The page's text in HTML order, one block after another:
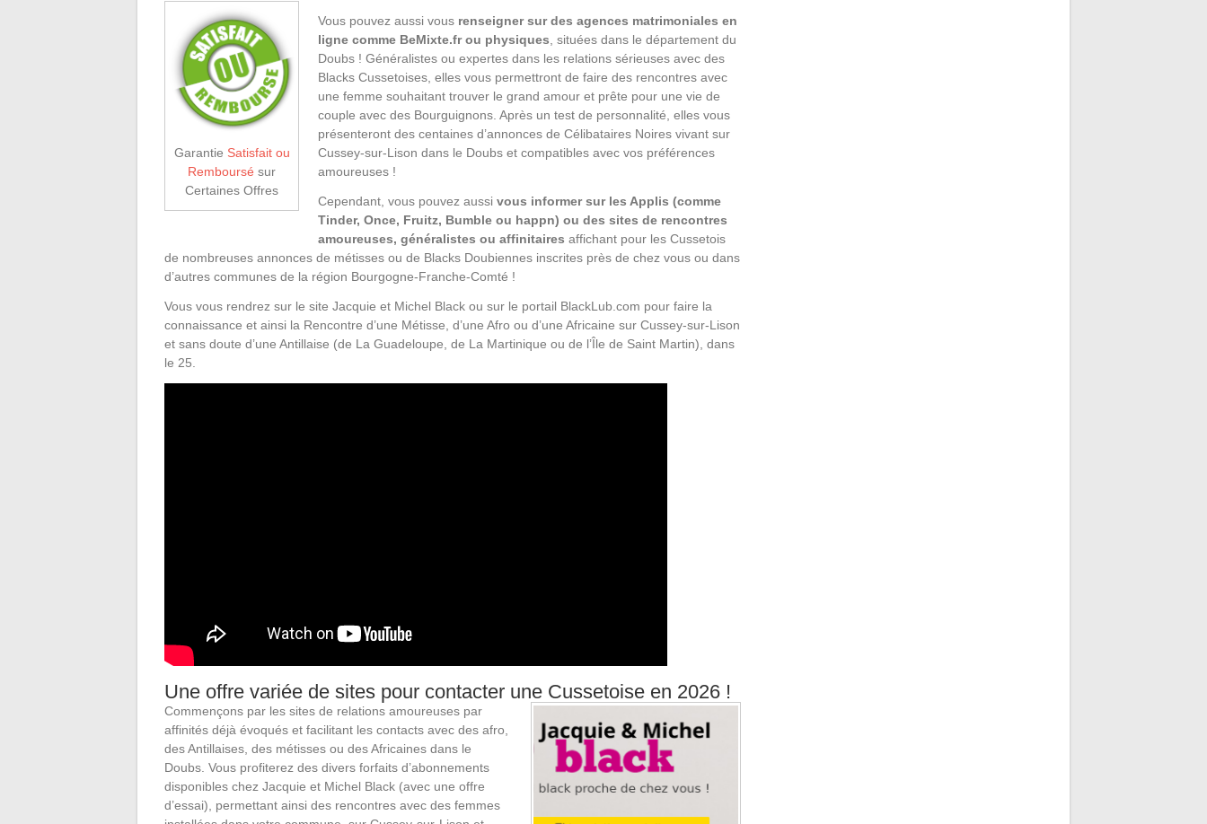
Garantie Satisfait ou
Remboursé sur
Certaines Offres
Vous pouvez aussi vous renseigner sur des agences matrimoniales en
ligne comme BeMixte.fr ou physiques , situées dans le département du
Doubs ! Généralistes ou expertes dans les relations sérieuses avec des
Blacks Cussetoises, elles vous permettront de faire des rencontres avec
une femme souhaitant trouver le grand amour et prête pour une vie de
couple avec des Bourguignons. Après un test de personnalité, elles vous
présenteront des centaines d’annonces de Célibataires Noires vivant sur
Cussey-sur-Lison dans le Doubs et compatibles avec vos préférences
amoureuses !
Cependant, vous pouvez aussi vous informer sur les Applis (comme
Tinder, Once, Fruitz, Bumble ou happn) ou des sites de rencontres
amoureuses, généralistes ou affinitaires affichant pour les Cussetois
de nombreuses annonces de métisses ou de Blacks Doubiennes inscrites près de chez vous ou dans
d’autres communes de la région Bourgogne-Franche-Comté !
Vous vous rendrez sur le site Jacquie et Michel Black ou sur le portail BlackLub.com pour faire la
connaissance et ainsi la Rencontre d’une Métisse, d’une Afro ou d’une Africaine sur Cussey-sur-Lison
et sans doute d’une Antillaise (de La Guadeloupe, de La Martinique ou de l’Île de Saint Martin), dans
le 25.
Une offre variée de sites pour contacter une Cussetoise en 2026 !
Commençons par les sites de relations amoureuses par
affinités déjà évoqués et facilitant les contacts avec des afro,
des Antillaises, des métisses ou des Africaines dans le
Doubs. Vous profiterez des divers forfaits d’abonnements
disponibles chez Jacquie et Michel Black (avec une offre
d’essai), permettant ainsi des rencontres avec des femmes